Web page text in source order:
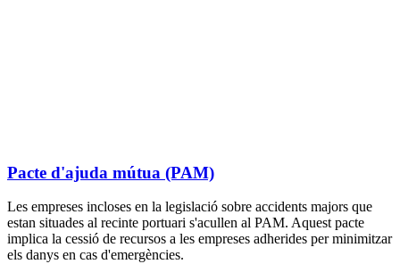
Pacte d'ajuda mútua (PAM)
Les empreses incloses en la legislació sobre accidents majors que
estan situades al recinte portuari s'acullen al PAM. Aquest pacte
implica la cessió de recursos a les empreses adherides per minimitzar
els danys en cas d'emergències.